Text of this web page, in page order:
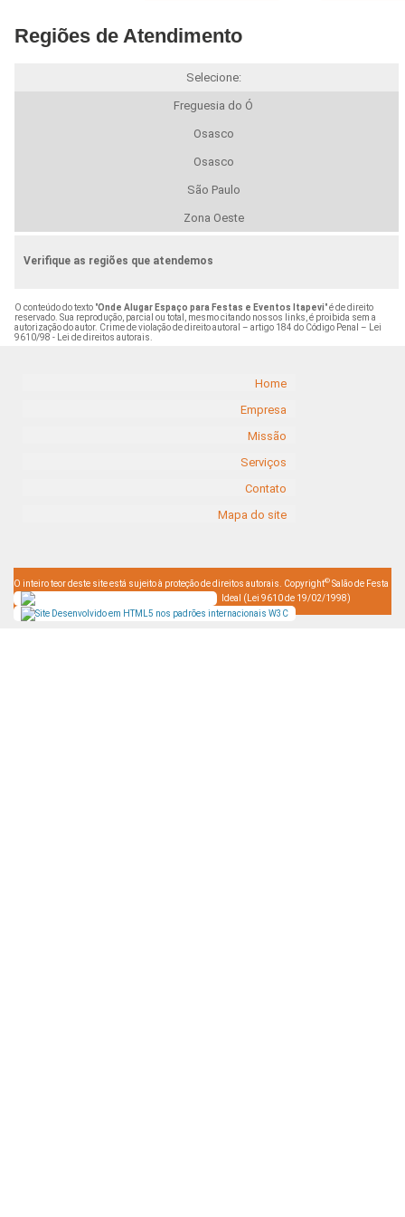
Regiões de Atendimento
Selecione:
Freguesia do Ó
Osasco
Osasco
São Paulo
Zona Oeste
Verifique as regiões que atendemos
O conteúdo do texto "Onde Alugar Espaço para Festas e Eventos Itapevi" é de direito
reservado. Sua reprodução, parcial ou total, mesmo citando nossos links, é proibida sem a
autorização do autor. Crime de violação de direito autoral – artigo 184 do Código Penal –
Lei
9610/98 - Lei de direitos autorais
Home
Empresa
Missão
Serviços
Contato
Mapa do site
O inteiro teor deste site está sujeito à proteção de direitos autorais. Copyright© Salão de Festa
Ideal (Lei 9610 de 19/02/1998)